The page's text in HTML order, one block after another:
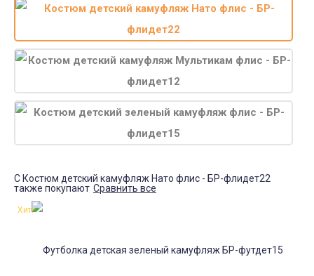
С Костюм детский камуфляж Нато флис - БР-флидет22
также покупают Сравнить все
Хит!